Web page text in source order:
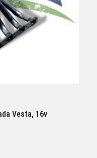
Vesta, 16v